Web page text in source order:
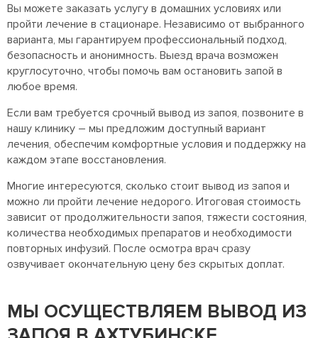
Вы можете заказать услугу в домашних условиях или
пройти лечение в стационаре. Независимо от выбранного
варианта, мы гарантируем профессиональный подход,
безопасность и анонимность. Выезд врача возможен
круглосуточно, чтобы помочь вам остановить запой в
любое время.
Если вам требуется срочный вывод из запоя, позвоните в
нашу клинику – мы предложим доступный вариант
лечения, обеспечим комфортные условия и поддержку на
каждом этапе восстановления.
Многие интересуются, сколько стоит вывод из запоя и
можно ли пройти лечение недорого. Итоговая стоимость
зависит от продолжительности запоя, тяжести состояния,
количества необходимых препаратов и необходимости
повторных инфузий. После осмотра врач сразу
озвучивает окончательную цену без скрытых доплат.
МЫ ОСУЩЕСТВЛЯЕМ ВЫВОД ИЗ